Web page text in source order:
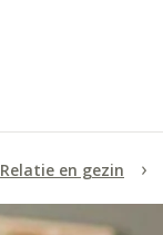
Relatie en gezin